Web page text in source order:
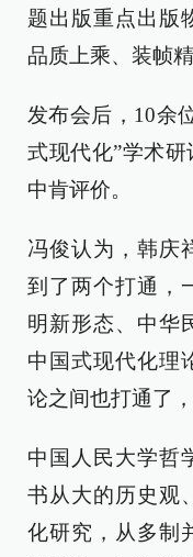
题出版重点出版
品质上乘、装帧
发布会后，10余
式现代化”学术
中肯评价。
冯俊认为，韩庆
到了两个打通，
明新形态、中华
中国式现代化理
论之间也打通了
中国人民大学哲
书从大的历史观
化研究，从多制